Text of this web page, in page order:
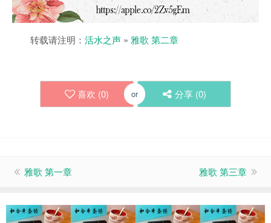
转载请注明： 活水之声 » 雅歌 第二章
喜欢 (0) or 分享 (0)
雅歌 第一章 雅歌 第三章